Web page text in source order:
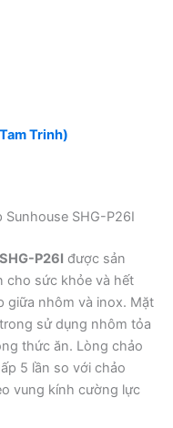
Trinh)
SHG-P26I
P26I được sản
cho sức khỏe và hết
giữa nhôm và inox. Mặt
sử dụng nhôm tỏa
thức ăn. Lòng chảo
5 lần so với chảo
vung kính cường lực